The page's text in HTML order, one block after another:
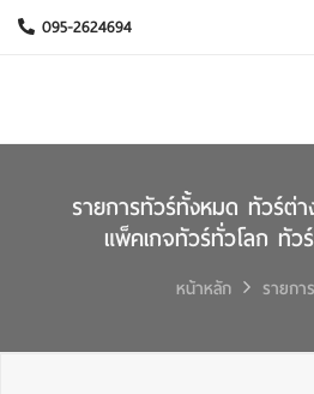
095-2624694
รายการทัวร์ทั้งหมด ทัวร์ต่
แพ็คเกจทัวร์ทั่วโลก ทั
หน้าหลัก รายกา